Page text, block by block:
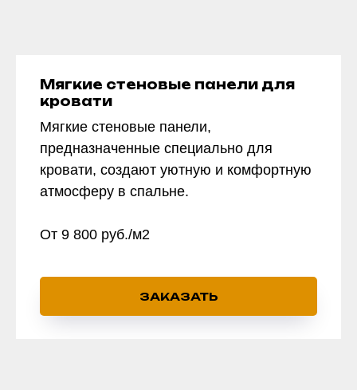
Мягкие стеновые панели для
кровати
Мягкие стеновые панели,
предназначенные специально для
кровати, создают уютную и комфортную
атмосферу в спальне.
От 9 800 руб./м2
ЗАКАЗАТЬ